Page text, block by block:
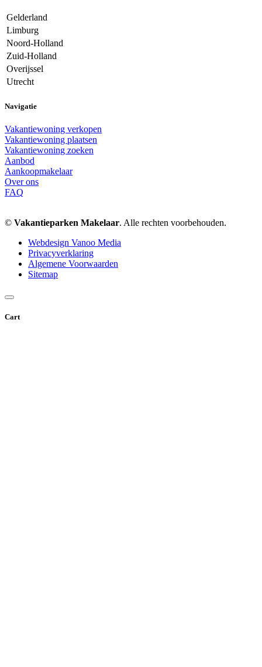
Gelderland
Limburg
Noord-Holland
Zuid-Holland
Overijssel
Utrecht
Navigatie
Vakantiewoning verkopen
Vakantiewoning plaatsen
Vakantiewoning zoeken
Aanbod
Aankoopmakelaar
Over ons
FAQ
© Vakantieparken Makelaar. Alle rechten voorbehouden.
Webdesign Vanoo Media
Privacyverklaring
Algemene Voorwaarden
Sitemap
Cart